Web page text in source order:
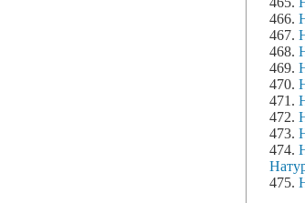
466.
467.
468.
469.
470.
471.
472.
473.
474.
475.